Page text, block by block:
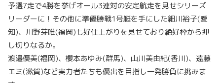
予選7走で4勝を挙げオール3連対の安定航走を見せシリーズ
リーダーに！その他に準優勝戦1号艇を手にした細川裕子(愛
知)、川野芽唯(福岡)も好仕上がりを見せており絶好枠から押
し切りなるか。
渡邉優美(福岡)、櫻本あゆみ(群馬)、山川美由紀(香川)、遠藤
エミ(滋賀)など実力者たちも優出を目指し一発勝負に挑みま